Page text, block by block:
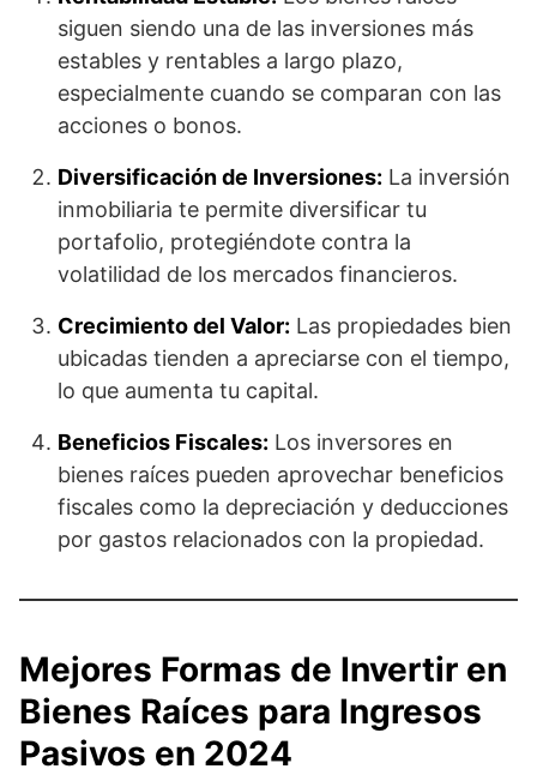
siguen siendo una de las inversiones más
estables y rentables a largo plazo,
especialmente cuando se comparan con las
acciones o bonos.
Diversificación de Inversiones: La inversión
inmobiliaria te permite diversificar tu
portafolio, protegiéndote contra la
volatilidad de los mercados financieros.
Crecimiento del Valor: Las propiedades bien
ubicadas tienden a apreciarse con el tiempo,
lo que aumenta tu capital.
Beneficios Fiscales: Los inversores en
bienes raíces pueden aprovechar beneficios
fiscales como la depreciación y deducciones
por gastos relacionados con la propiedad.
Mejores Formas de Invertir en
Bienes Raíces para Ingresos
Pasivos en 2024